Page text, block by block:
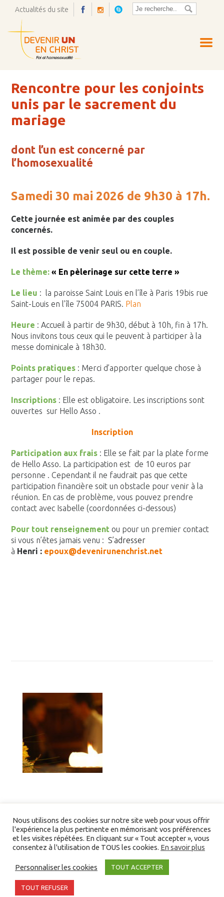
Actualités du site
Rencontre pour les conjoints
unis par le sacrement du
mariage
dont l’un est concerné par
l’homosexualité
Samedi 30 mai 2026 de 9h30 à 17h.
Cette journée est animée par des couples
concernés.
Il est possible de venir seul ou en couple.
Le thème:« En pèlerinage sur cette terre »
Le lieu : la paroisse Saint Louis en l’île à Paris 19bis rue
Saint-Louis en l’île 75004 PARIS. Plan
Heure : Accueil à partir de 9h30, début à 10h, fin à 17h.
Nous invitons tous ceux qui le peuvent à participer à la
messe dominicale à 18h30.
Points pratiques : Merci d’apporter quelque chose à
partager pour le repas.
Inscriptions : Elle est obligatoire. Les inscriptions sont
ouvertes sur Hello Asso .
Inscription
Participation aux frais : Elle se fait par la plate forme
de Hello Asso. La participation est de 10 euros par
personne . Cependant il ne faudrait pas que cette
participation financière soit un obstacle pour venir à la
réunion. En cas de problème, vous pouvez prendre
contact avec Isabelle (coordonnées ci-dessous)
Pour tout renseignement ou pour un premier contact
si vous n’êtes jamais venu :S’adresser
à Henri : epoux@devenirunenchrist.net
Nous utilisons des cookies sur notre site web pour vous offrir
l'expérience la plus pertinente en mémorisant vos préférences
et les visites répétées. En cliquant sur « Tout accepter », vous
consentez à l'utilisation de TOUS les cookies. En savoir plus
Personnaliser les cookies TOUT ACCEPTER
TOUT REFUSER